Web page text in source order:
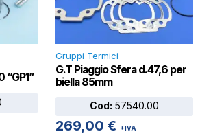
“GP1”
Gruppi Termici
G.T Piaggio Sfera d.47,6 per
biella 85mm
Cod: 57540.00
269,00 € +IVA